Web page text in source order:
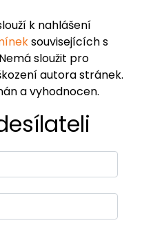
k nahlášení
souvisejících s
sloužit pro
autora stránek.
a vyhodnocen.